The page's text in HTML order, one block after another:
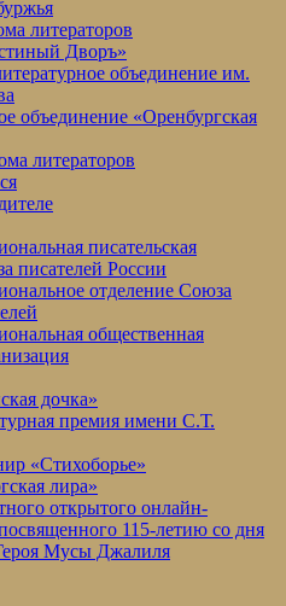
литераторов
Дворъ»
объединение им.
объединение «Оренбургская
литераторов
писательская
писателей России
отделение Союза
общественная
дочка»
премия имени С.Т.
«Стихоборье»
лира»
открытого онлайн-
115-летию со дня
Мусы Джалиля